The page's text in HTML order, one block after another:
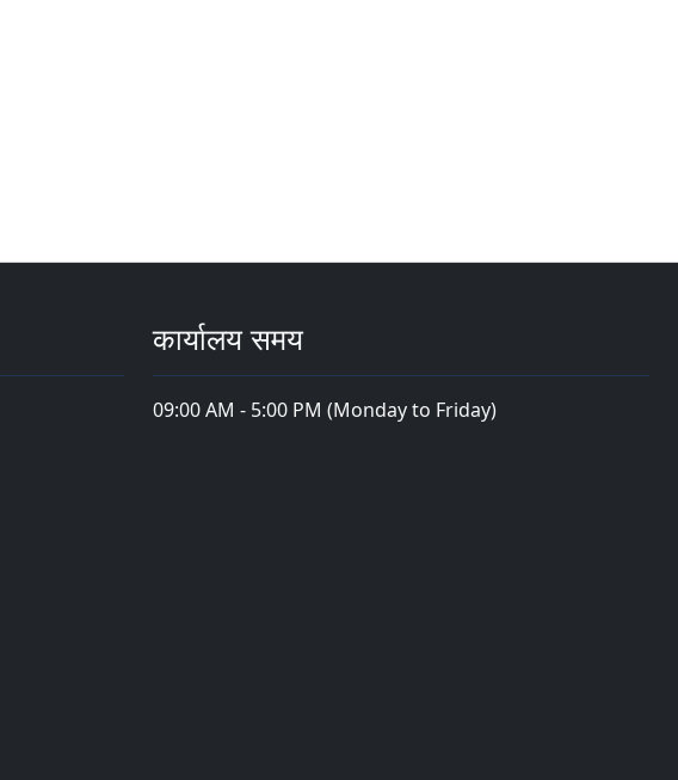
कार्यालय समय
09:00 AM - 5:00 PM (Monday to Friday)